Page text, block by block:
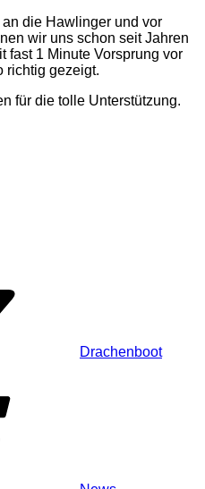
die Hawlinger und vor
wir uns schon seit Jahren
fast 1 Minute Vorsprung vor
richtig gezeigt.
für die tolle Unterstützung.
Drachenboot